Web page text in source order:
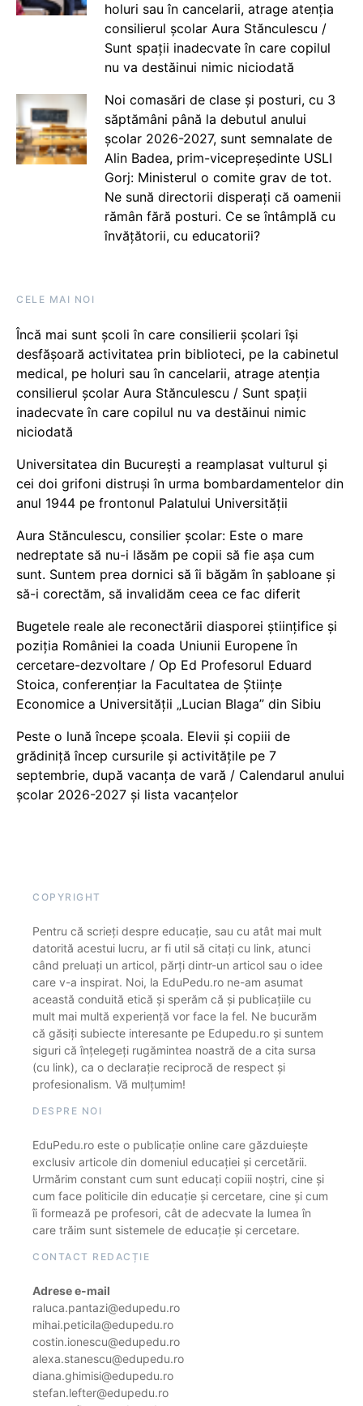
holuri sau în cancelarii, atrage atenția
consilierul școlar Aura Stănculescu /
Sunt spații inadecvate în care copilul
nu va destăinui nimic niciodată
Noi comasări de clase și posturi, cu 3
săptămâni până la debutul anului
școlar 2026-2027, sunt semnalate de
Alin Badea, prim-vicepreședinte USLI
Gorj: Ministerul o comite grav de tot.
Ne sună directorii disperați că oamenii
rămân fără posturi. Ce se întâmplă cu
învățătorii, cu educatorii?
CELE MAI NOI
Încă mai sunt școli în care consilierii școlari își
desfășoară activitatea prin biblioteci, pe la cabinetul
medical, pe holuri sau în cancelarii, atrage atenția
consilierul școlar Aura Stănculescu / Sunt spații
inadecvate în care copilul nu va destăinui nimic
niciodată
Universitatea din București a reamplasat vulturul și
cei doi grifoni distruși în urma bombardamentelor din
anul 1944 pe frontonul Palatului Universității
Aura Stănculescu, consilier școlar: Este o mare
nedreptate să nu-i lăsăm pe copii să fie așa cum
sunt. Suntem prea dornici să îi băgăm în șabloane și
să-i corectăm, să invalidăm ceea ce fac diferit
Bugetele reale ale reconectării diasporei științifice și
poziția României la coada Uniunii Europene în
cercetare-dezvoltare / Op Ed Profesorul Eduard
Stoica, conferențiar la Facultatea de Științe
Economice a Universității „Lucian Blaga” din Sibiu
Peste o lună începe școala. Elevii și copiii de
grădiniță încep cursurile și activitățile pe 7
septembrie, după vacanța de vară / Calendarul anului
școlar 2026-2027 și lista vacanțelor
COPYRIGHT
Pentru că scrieți despre educație, sau cu atât mai mult
datorită acestui lucru, ar fi util să citați cu link, atunci
când preluați un articol, părți dintr-un articol sau o idee
care v-a inspirat. Noi, la EduPedu.ro ne-am asumat
această conduită etică și sperăm că și publicațiile cu
mult mai multă experiență vor face la fel. Ne bucurăm
că găsiți subiecte interesante pe Edupedu.ro și suntem
siguri că înțelegeți rugămintea noastră de a cita sursa
(cu link), ca o declarație reciprocă de respect și
profesionalism. Vă mulțumim!
DESPRE NOI
EduPedu.ro este o publicație online care găzduiește
exclusiv articole din domeniul educației și cercetării.
Urmărim constant cum sunt educați copiii noștri, cine și
cum face politicile din educație și cercetare, cine și cum
îi formează pe profesori, cât de adecvate la lumea în
care trăim sunt sistemele de educație și cercetare.
CONTACT REDACȚIE
Adrese e-mail
raluca.pantazi@edupedu.ro
mihai.peticila@edupedu.ro
costin.ionescu@edupedu.ro
alexa.stanescu@edupedu.ro
diana.ghimisi@edupedu.ro
stefan.lefter@edupedu.ro